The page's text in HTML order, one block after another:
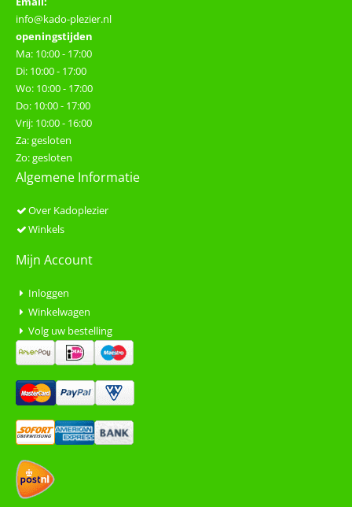
info@kado-plezier.nl
openingstijden
Ma: 10:00 - 17:00
Di: 10:00 - 17:00
Wo: 10:00 - 17:00
Do: 10:00 - 17:00
Vrij: 10:00 - 16:00
Za: gesloten
Zo: gesloten
Algemene Informatie
Over Kadoplezier
Winkels
Mijn Account
Inloggen
Winkelwagen
Volg uw bestelling